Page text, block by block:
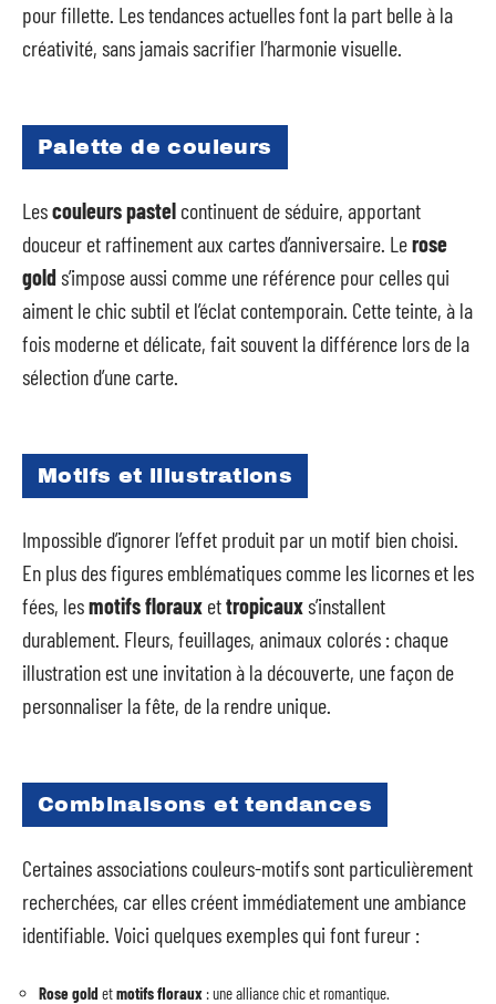
pour fillette. Les tendances actuelles font la part belle à la
créativité, sans jamais sacrifier l’harmonie visuelle.
Palette de couleurs
Lescouleurs pastel continuent de séduire, apportant
douceur et raffinement aux cartes d’anniversaire. Lerose
golds’impose aussi comme une référence pour celles qui
aiment le chic subtil et l’éclat contemporain. Cette teinte, à la
fois moderne et délicate, fait souvent la différence lors de la
sélection d’une carte.
Motifs et illustrations
Impossible d’ignorer l’effet produit par un motif bien choisi.
En plus des figures emblématiques comme les licornes et les
fées, lesmotifs floraux ettropicauxs’installent
durablement. Fleurs, feuillages, animaux colorés : chaque
illustration est une invitation à la découverte, une façon de
personnaliser la fête, de la rendre unique.
Combinaisons et tendances
Certaines associations couleurs-motifs sont particulièrement
recherchées, car elles créent immédiatement une ambiance
identifiable. Voici quelques exemples qui font fureur :
Rose goldetmotifs floraux : une alliance chic et romantique.